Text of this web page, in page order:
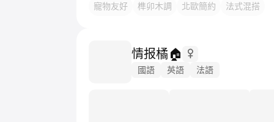
寵物友好
榫卯木調 北歐簡約 法式混搭
情报橘🏠
國語 英語 法語